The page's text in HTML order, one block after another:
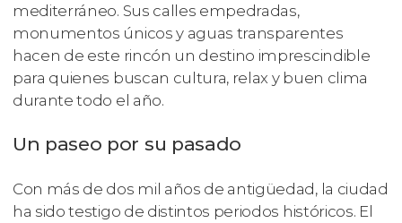
mediterráneo. Sus calles empedradas,
monumentos únicos y aguas transparentes
hacen de este rincón un destino imprescindible
para quienes buscan cultura, relax y buen clima
durante todo el año.
Un paseo por su pasado
Con más de dos mil años de antigüedad, la ciudad
ha sido testigo de distintos periodos históricos. El